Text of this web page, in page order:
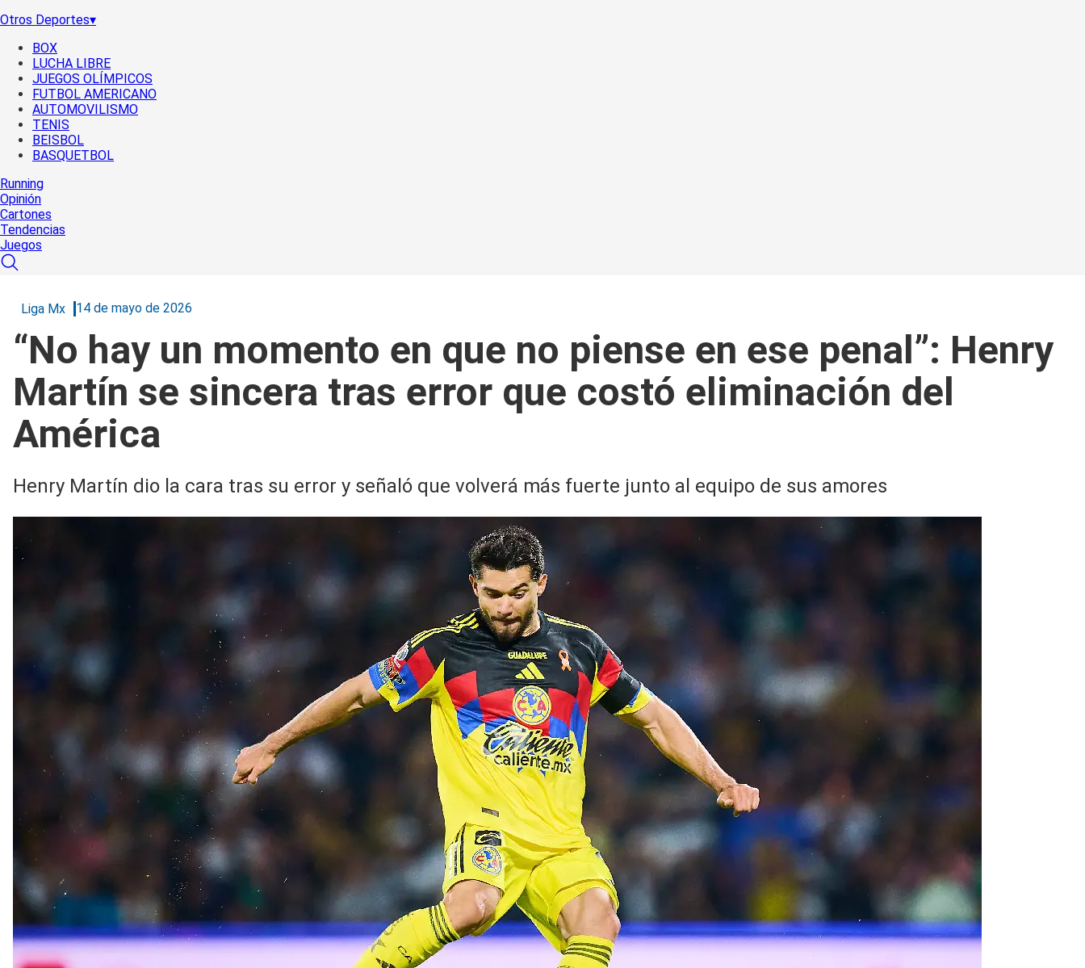
Otros Deportes▾
BOX
LUCHA LIBRE
JUEGOS OLÍMPICOS
FUTBOL AMERICANO
AUTOMOVILISMO
TENIS
BEISBOL
BASQUETBOL
Running
Opinión
Cartones
Tendencias
Juegos
Liga Mx 14 de mayo de 2026
“No hay un momento en que no piense en ese penal”: Henry
Martín se sincera tras error que costó eliminación del
América
Henry Martín dio la cara tras su error y señaló que volverá más fuerte junto al equipo de sus amores